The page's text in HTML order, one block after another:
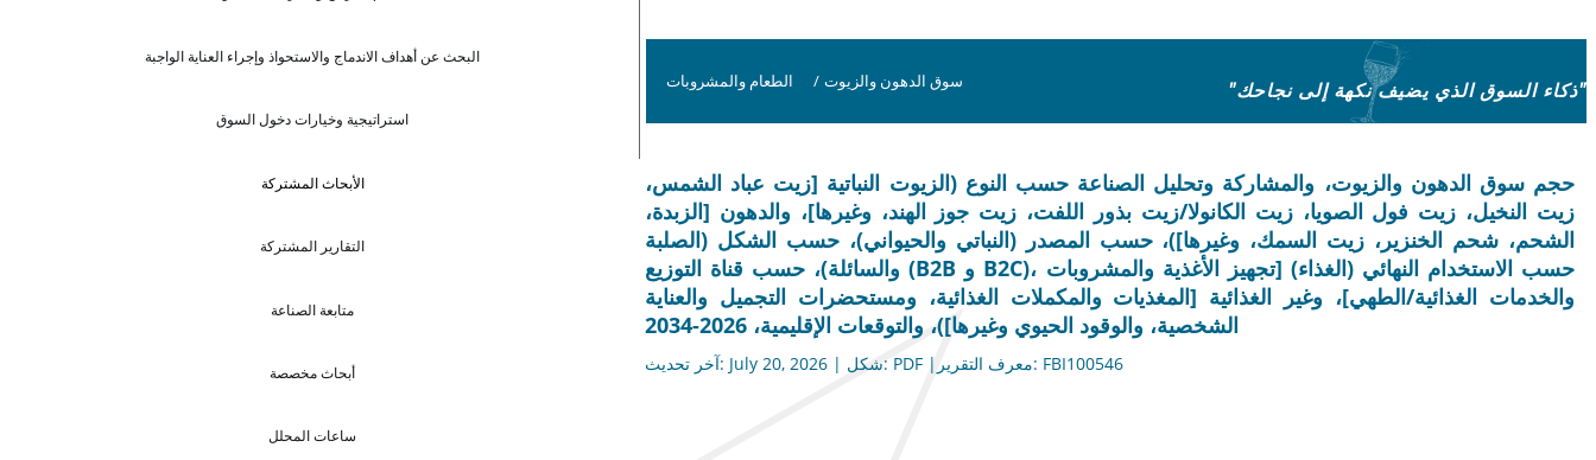
البحث عن أهداف الاندماج والاستحواذ وإجراء العناية الواجبة
استراتيجية وخيارات دخول السوق
الأبحاث المشتركة
التقارير المشتركة
متابعة الصناعة
أبحاث مخصصة
ساعات المحلل
الطعام والمشروبات / سوق الدهون والزيوت "ذكاء السوق الذي يضيف نكهة إلى نجاحك"
حجم سوق الدهون والزيوت، والمشاركة وتحليل الصناعة حسب النوع (الزيوت النباتية [زيت عباد الشمس،
زيت النخيل، زيت فول الصويا، زيت الكانولا/زيت بذور اللفت، زيت جوز الهند، وغيرها]، والدهون [الزبدة،
الشحم، شحم الخنزير، زيت السمك، وغيرها])، حسب المصدر (النباتي والحيواني)، حسب الشكل (الصلبة
والسائلة)، حسب قناة التوزيع (B2B و B2C)، حسب الاستخدام النهائي (الغذاء) [تجهيز الأغذية والمشروبات
والخدمات الغذائية/الطهي]، وغير الغذائية [المغذيات والمكملات الغذائية، ومستحضرات التجميل والعناية
الشخصية، والوقود الحيوي وغيرها])، والتوقعات الإقليمية، 2026-2034
آخر تحديث: July 20, 2026 | شكل: PDF |معرف التقرير: FBI100546